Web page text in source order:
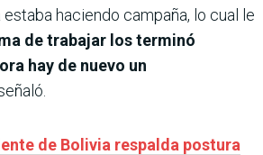
haciendo campaña, lo cual le
de trabajar los terminó
hay de nuevo un
de Bolivia respalda postura